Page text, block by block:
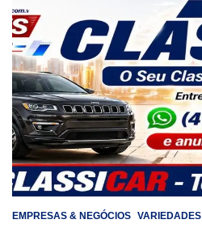
EMPRESAS & NEGÓCIOS VARIEDADES